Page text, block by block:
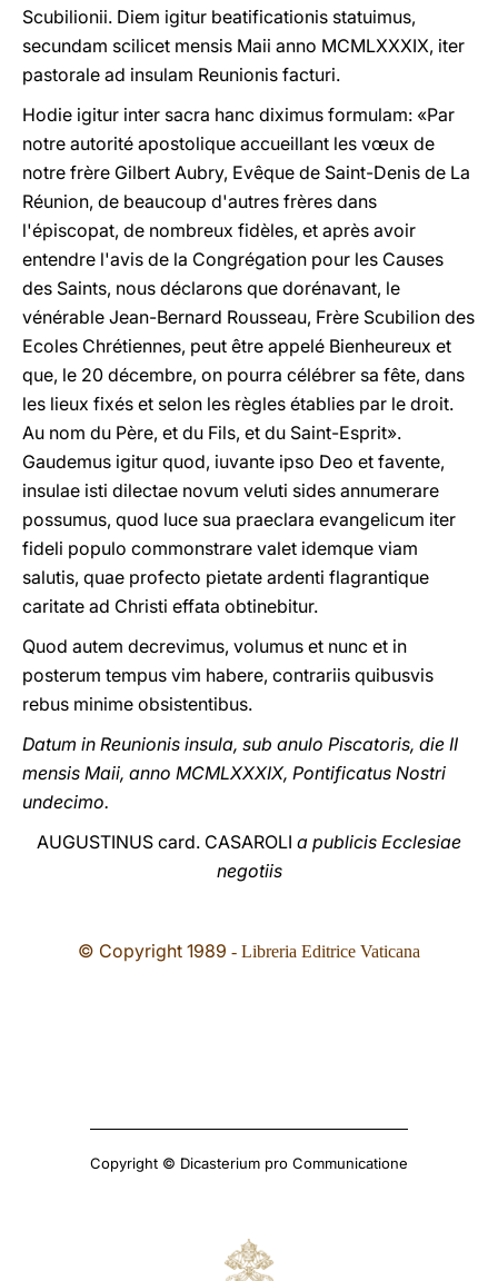
Scubilionii. Diem igitur beatificationis statuimus,
secundam scilicet mensis Maii anno MCMLXXXIX, iter
pastorale ad insulam Reunionis facturi.
Hodie igitur inter sacra hanc diximus formulam: «Par
notre autorité apostolique accueillant les vœux de
notre frère Gilbert Aubry, Evêque de Saint-Denis de La
Réunion, de beaucoup d'autres frères dans
l'épiscopat, de nombreux fidèles, et après avoir
entendre l'avis de la Congrégation pour les Causes
des Saints, nous déclarons que dorénavant, le
vénérable Jean-Bernard Rousseau, Frère Scubilion des
Ecoles Chrétiennes, peut être appelé Bienheureux et
que, le 20 décembre, on pourra célébrer sa fête, dans
les lieux fixés et selon les règles établies par le droit.
Au nom du Père, et du Fils, et du Saint-Esprit».
Gaudemus igitur quod, iuvante ipso Deo et favente,
insulae isti dilectae novum veluti sides annumerare
possumus, quod luce sua praeclara evangelicum iter
fideli populo commonstrare valet idemque viam
salutis, quae profecto pietate ardenti flagrantique
caritate ad Christi effata obtinebitur.
Quod autem decrevimus, volumus et nunc et in
posterum tempus vim habere, contrariis quibusvis
rebus minime obsistentibus.
Datum in Reunionis insula, sub anulo Piscatoris, die II
mensis Maii, anno MCMLXXXIX, Pontificatus Nostri
undecimo.
AUGUSTINUS card. CASAROLI a publicis Ecclesiae
negotiis
© Copyright 1989 - Libreria Editrice Vaticana
Copyright © Dicasterium pro Communicatione